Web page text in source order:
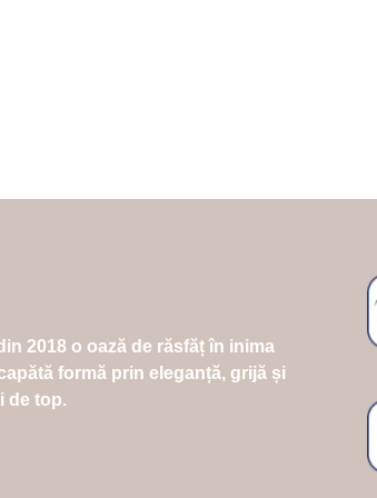
2018 o oază de răsfăț în inima
formă prin eleganță, grijă și
de top.